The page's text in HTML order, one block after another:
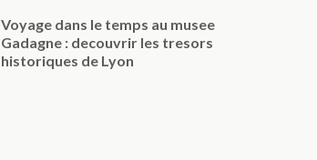
Voyage dans le temps au musee
Gadagne : decouvrir les tresors
historiques de Lyon